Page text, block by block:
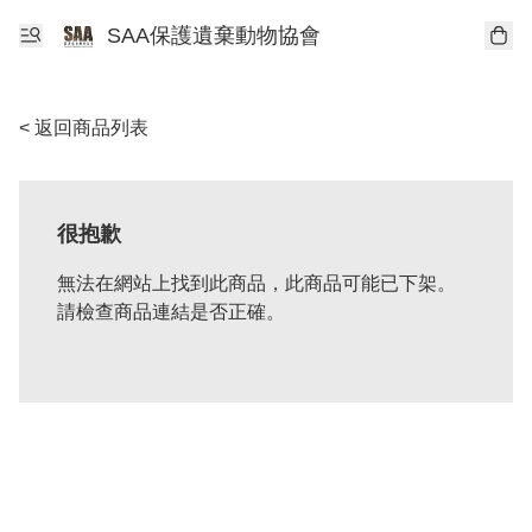
SAA保護遺棄動物協會
< 返回商品列表
很抱歉
無法在網站上找到此商品，此商品可能已下架。
請檢查商品連結是否正確。